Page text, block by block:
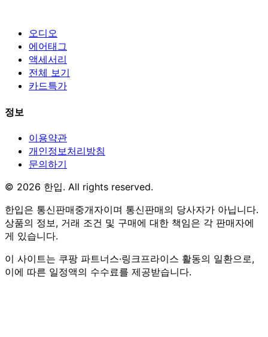
오디오
에어태그
액세서리
전체 보기
카드특가
정보
이용약관
개인정보처리방침
문의하기
© 2026 한입. All rights reserved.
한입은 통신판매중개자이며 통신판매의 당사자가 아닙니다.
상품의 정보, 거래 조건 및 구매에 대한 책임은 각 판매자에
게 있습니다.
이 사이트는 쿠팡 파트너스·링크프라이스 활동의 일환으로,
이에 따른 일정액의 수수료를 제공받습니다.